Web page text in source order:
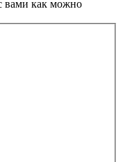
вами как можно